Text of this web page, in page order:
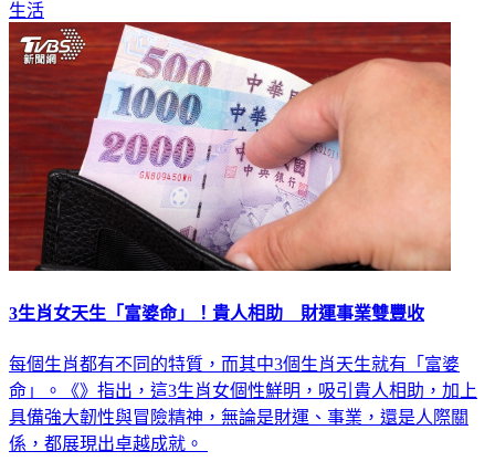
生活
3生肖女天生「富婆命」！貴人相助 財運事業雙豐收
每個生肖都有不同的特質，而其中3個生肖天生就有「富婆
命」。《》指出，這3生肖女個性鮮明，吸引貴人相助，加上
具備強大韌性與冒險精神，無論是財運、事業，還是人際關
係，都展現出卓越成就。